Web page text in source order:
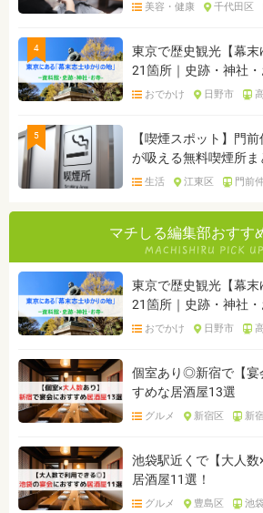
美容・健康 千代田区
4
東京で歴史観光【幕
21箇所｜史跡・神社
おでかけ 日野市
5
【喫煙スポット】門
が吸える無料喫煙所ま
生活 江東区 門前
マチしる編集部おすす
東京で歴史観光【幕
21箇所｜史跡・神社
おでかけ 日野市
個室あり◎新宿で【宴
すめな居酒屋13選
グルメ 新宿区 新
池袋駅近くで【大人
居酒屋11選！
グルメ 豊島区 池